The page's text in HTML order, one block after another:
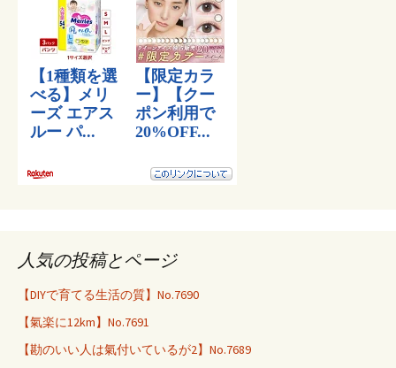
人気の投稿とページ
【DIYで育てる生活の質】No.7690
【氣楽に12km】No.7691
【勘のいい人は氣付いているが2】No.7689